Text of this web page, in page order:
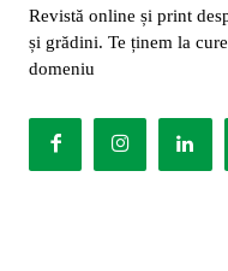
Revistă online și print
și grădini. Te ținem la
domeniu